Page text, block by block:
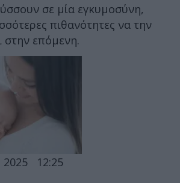
σε μία εγκυμοσύνη,
πιθανότητες να την
στην επόμενη.
2025 12:25